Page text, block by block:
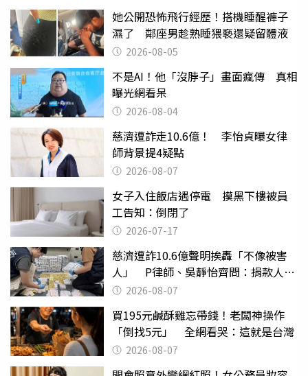
她公開恐怖飛行經歷！搭機睡醒褲子
濕了 鄰座男趁熟睡猥褻還疑留體液
2026-08-05
不是AI！他「沒脖子」畫面瘋傳 真相
曝光網看呆
2026-08-04
慈濟遭詐走10.6億！ 李怡貞曝女律
師背景提4疑點
2026-08-07
女子入住飯店遇停電 摸黑下樓被員
工告知：倒閉了
2026-07-17
慈濟遭詐10.6億聲明挨轟「不像被害
人」 P律師、吳靜怡齊問：捐款人有
權知道真相
2026-08-07
買195元鹹酥雞忘帶錢！老闆神操作
「倒找5元」 全網看哭：這就是台灣
2026-08-07